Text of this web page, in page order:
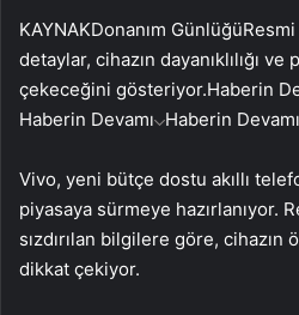
KAYNAKDonanım GünlüğüResmi
detaylar, cihazın dayanıklılığı
çekeceğini gösteriyor.Haberin
Haberin Devamı Haberin Devamı
Vivo, yeni bütçe dostu akıllı
piyasaya sürmeye hazırlanıyor.
sızdırılan bilgilere göre,
dikkat çekiyor.